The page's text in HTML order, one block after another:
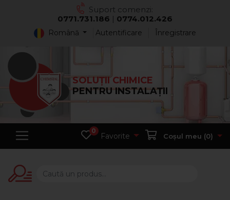
Suport comenzi:
0771.731.186 | 0774.012.426
Română Autentificare Înregistrare
SOLUȚII CHIMICE
PENTRU INSTALAȚII
0
Favorite Coșul meu (0)